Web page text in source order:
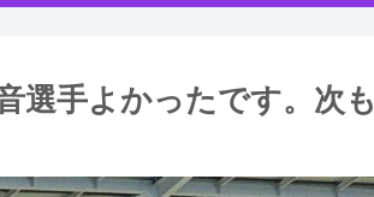
選手よかったです。次も